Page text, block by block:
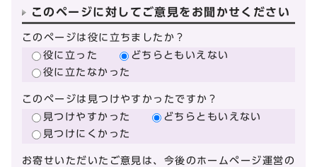
このページに対してご意見をお聞かせください
このページは役に立ちましたか？
役に立った
どちらともいえない
役に立たなかった
このページは見つけやすかったですか？
見つけやすかった
どちらともいえない
見つけにくかった
お寄せいただいたご意見は、今後のホームページ運営の